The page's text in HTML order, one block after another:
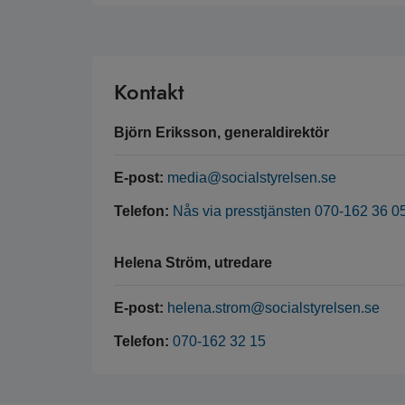
Kontakt
Björn Eriksson, generaldirektör
E-post: media@socialstyrelsen.se
Telefon: Nås via presstjänsten 070-162 36
Helena Ström, utredare
E-post: helena.strom@socialstyrelsen.se
Telefon: 070-162 32 15